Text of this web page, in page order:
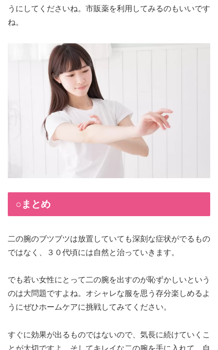
うにしてくださいね。市販薬を利用してみるのもいいです
ね。
○まとめ
二の腕のブツブツは放置していても深刻な症状がでるもの
ではなく、３０代頃には自然と治っていきます。
でも若い女性にとって二の腕を出すのが恥ずかしいという
のは大問題ですよね。オシャレな服を思う存分楽しめるよ
うにぜひホームケアに挑戦してみてください。
すぐに効果が出るものではないので、気長に続けていくこ